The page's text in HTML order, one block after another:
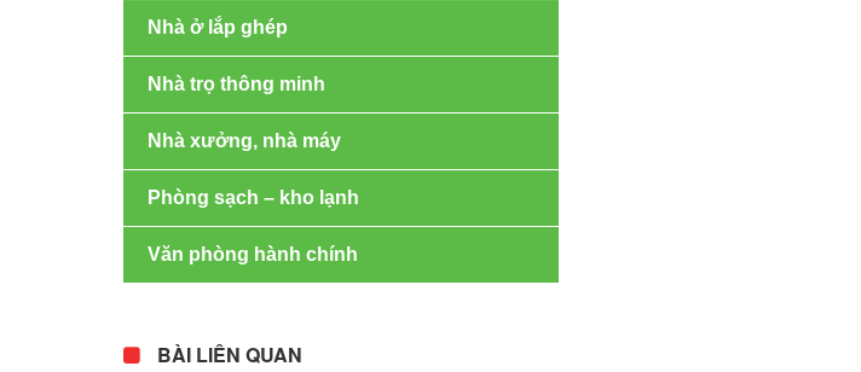
Nhà ở lắp ghép
Nhà trọ thông minh
Nhà xưởng, nhà máy
Phòng sạch – kho lạnh
Văn phòng hành chính
BÀI LIÊN QUAN